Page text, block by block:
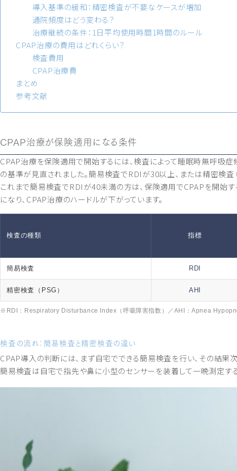
導入基準の緩和：精密検査が不要なケースが増加
通院頻度はどう変わる？
治療継続の条件：1日平均使用時間1時間のルール
CPAP治療の費用はどれくらい？
検査費用
CPAP治療費
まとめ
参考文献
CPAP治療が保険適用になる条件
CPAP治療を保険適用で開始するには、検査によって睡眠時無呼吸
の基準が見直されました。簡易検査でRDIが30以上、または精密検
これまで簡易検査でRDIが40未満の方は、保険適用でCPAPを開始
になり、CPAP治療のハードルが下がっています。
検査の種類 指標
簡易検査 RDI
精密検査（PSG） AHI
※RDI：Respiratory Disturbance Index（呼吸障害指数）／AHI：Apnea
検査の流れ：簡易検査と精密検査の違い
CPAP導入の判断には、まず自宅でできる簡易検査を行い、その結果
簡易検査は自宅で指先や鼻に小型のセンサーを装着して一晩測定す